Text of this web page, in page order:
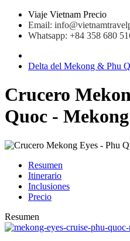
Viaje Vietnam Precio
Email:
Whatsapp: +84 358 680
Delta del Mekong & Phu
Crucero
Quoc -
Resumen
Itinerario
Inclusiones
Precio
Resumen